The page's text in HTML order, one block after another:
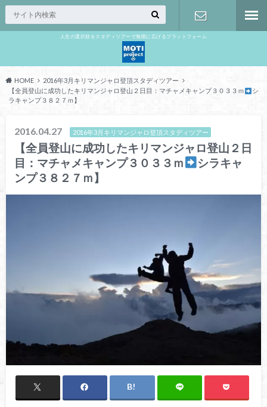
人生の選択肢をスタディツアーで無限に広げるプラットフォーム
HOME
2016年3月キリマンジャロ登頂スタディツアー
【全員登山に成功したキリマンジャロ登山２日目：マチャメキャンプ３０３３ｍ
シ
ラキャンプ３８２７ｍ】
2016.04.27 2016年3月キリマンジャロ登頂スタディツアー
【全員登山に成功したキリマンジャロ登山２日
目：マチャメキャンプ３０３３ｍ
シラキャ
ンプ３８２７ｍ】